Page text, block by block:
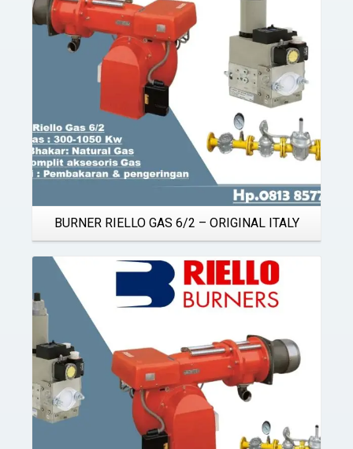
BURNER RIELLO GAS 6/2 – ORIGINAL ITALY